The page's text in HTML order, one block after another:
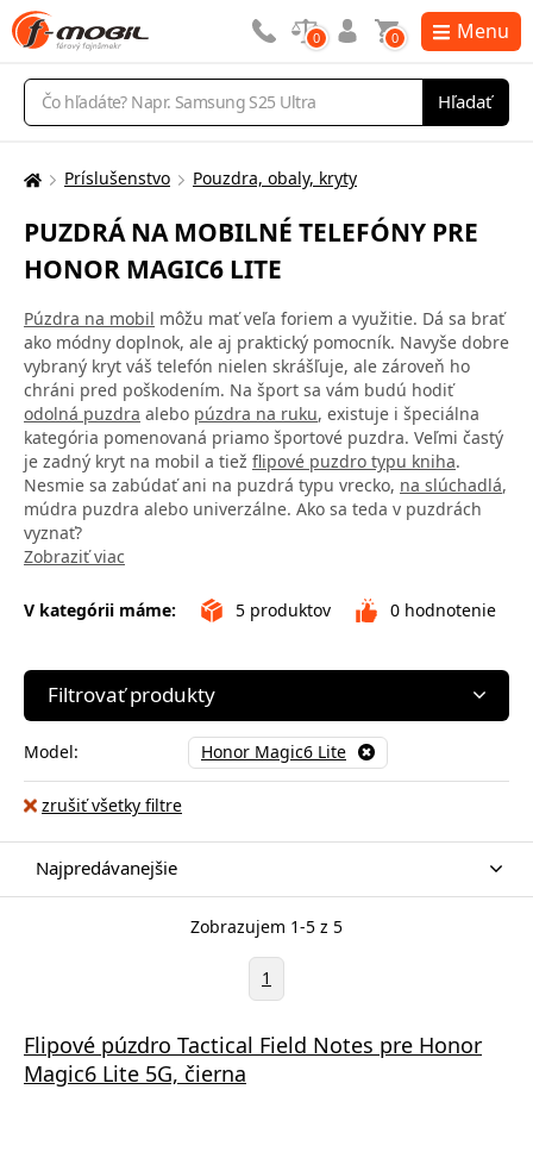
Vyhľadávanie
Hľadať
0 0 Menu
Tu
nachádzate:
Príslušenstvo Pouzdra, obaly, kryty
PUZDRÁ NA MOBILNÉ TELEFÓNY PRE
HONOR MAGIC6 LITE
Púzdra na mobil môžu mať veľa foriem a využitie. Dá sa brať
ako módny doplnok, ale aj praktický pomocník. Navyše dobre
vybraný kryt váš telefón nielen skrášľuje, ale zároveň ho
chráni pred poškodením. Na šport sa vám budú hodiť
odolná puzdra alebo púzdra na ruku, existuje i špeciálna
kategória pomenovaná priamo športové puzdra. Veľmi častý
je zadný kryt na mobil a tiež flipové puzdro typu kniha.
Nesmie sa zabúdať ani na puzdrá typu vrecko, na slúchadlá,
múdra puzdra alebo univerzálne. Ako sa teda v puzdrách
vyznať?
Zobraziť viac
V kategórii máme: 5 produktov 0 hodnotenie
Filtrovať produkty
Model: Honor Magic6 Lite
zrušiť všetky filtre
Najpredávanejšie
Zobrazujem 1-5 z 5
1
Flipové púzdro Tactical Field Notes pre Honor
Magic6 Lite 5G, čierna